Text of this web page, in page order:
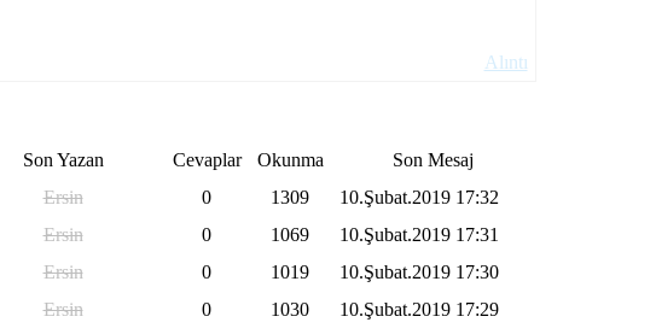
Alıntı
Son Yazan Cevaplar Okunma
Son Mesaj
Ersin 0 1309 10.Şubat.2019 17:32
Ersin 0 1069 10.Şubat.2019 17:31
Ersin 0 1019 10.Şubat.2019 17:30
Ersin 0 1030 10.Şubat.2019 17:29